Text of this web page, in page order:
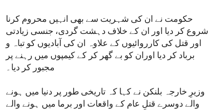
حکومت نے ان کی شہریت سے بھی انہیں محروم کرنا
شروع کر دیا اور ان کے خلاف دہشت گردی، جنسی زیادتی
اور قتل کی کارروائیوں کے علاوہ ان کی آبادیوں کو تباہ و
برباد کر دیا اوران کو بے گھر کر کے کیمپوں میں رہنے پر
مجبور کر دیا۔
وزیرِ خارجہ بلنکن نے کہا کہ تاریخی طور پر دنیا میں ہونے
والے دوسرے قتلِ عام کے واقعات اور برما میں ہونے والے